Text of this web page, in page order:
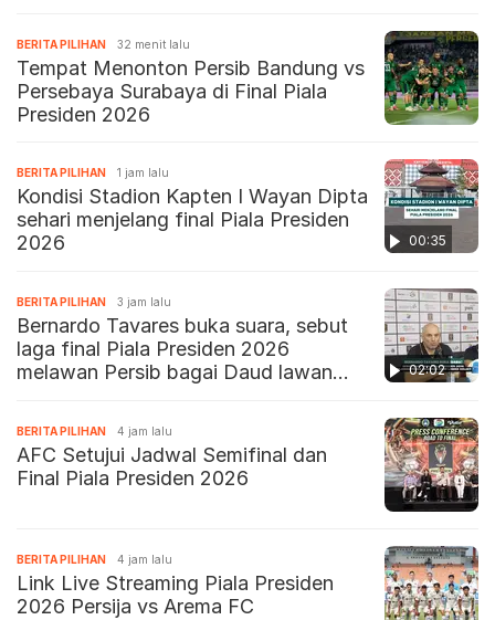
BERITA PILIHAN 32 menit lalu
Tempat Menonton Persib Bandung vs
Persebaya Surabaya di Final Piala
Presiden 2026
00:35
BERITA PILIHAN 1 jam lalu
Kondisi Stadion Kapten I Wayan Dipta
sehari menjelang final Piala Presiden
2026
02:02
BERITA PILIHAN 3 jam lalu
Bernardo Tavares buka suara, sebut
laga final Piala Presiden 2026
melawan Persib bagai Daud lawan
BERITA PILIHAN 4 jam lalu
AFC Setujui Jadwal Semifinal dan
Final Piala Presiden 2026
BERITA PILIHAN 4 jam lalu
Link Live Streaming Piala Presiden
2026 Persija vs Arema FC